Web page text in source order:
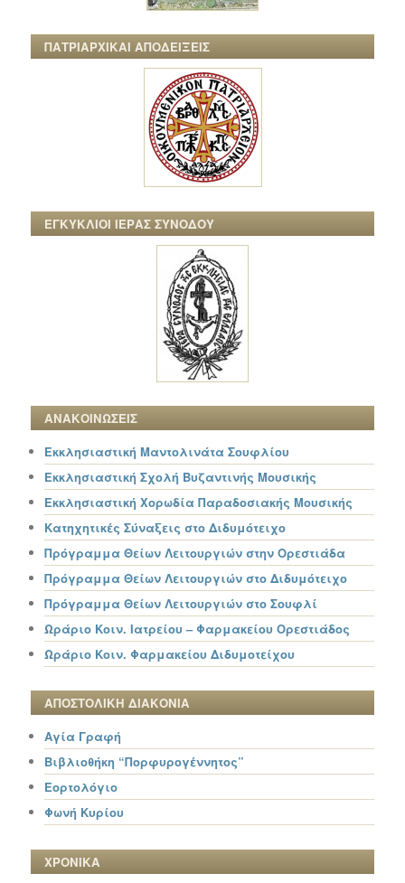
ΠΑΤΡΙΑΡΧΙΚΑΙ ΑΠΟΔΕΙΞΕΙΣ
ΕΓΚΥΚΛΙΟΙ ΙΕΡΑΣ ΣΥΝΟΔΟΥ
ΑΝΑΚΟΙΝΩΣΕΙΣ
Εκκλησιαστική Μαντολινάτα Σουφλίου
Εκκλησιαστική Σχολή Βυζαντινής Μουσικής
Εκκλησιαστική Χορωδία Παραδοσιακής Μουσικής
Κατηχητικές Σύναξεις στο Διδυμότειχο
Πρόγραμμα Θείων Λειτουργιών στην Ορεστιάδα
Πρόγραμμα Θείων Λειτουργιών στο Διδυμότειχο
Πρόγραμμα Θείων Λειτουργιών στο Σουφλί
Ωράριο Κοιν. Ιατρείου – Φαρμακείου Ορεστιάδος
Ωράριο Κοιν. Φαρμακείου Διδυμοτείχου
ΑΠΟΣΤΟΛΙΚΗ ΔΙΑΚΟΝΙΑ
Αγία Γραφή
Βιβλιοθήκη “Πορφυρογέννητος”
Εορτολόγιο
Φωνή Κυρίου
ΧΡΟΝΙΚΑ